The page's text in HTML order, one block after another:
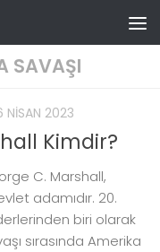
SAVAŞI
NISAN 2023
Kimdir?
C. Marshall,
adamıdır. 20.
biri olarak
sırasında Amerika